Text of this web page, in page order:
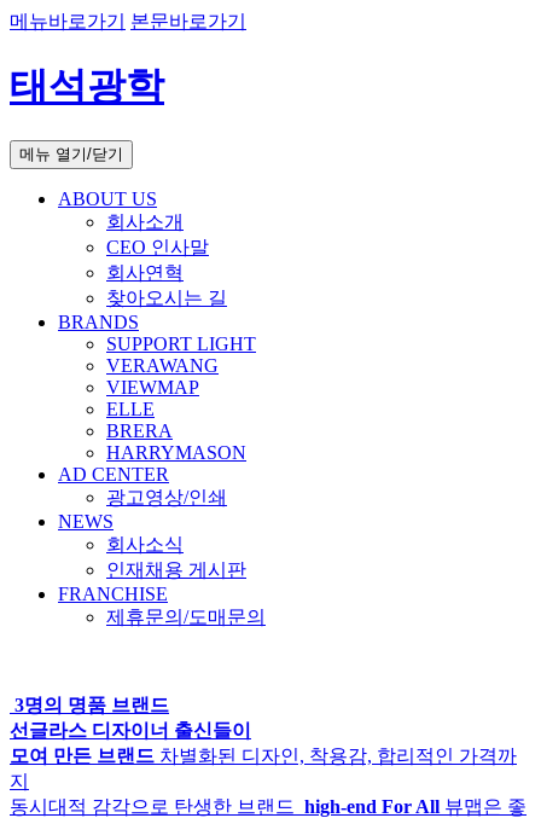
메뉴바로가기 본문바로가기
태석광학
메뉴 열기/닫기
ABOUT US
회사소개
CEO 인사말
회사연혁
찾아오시는 길
BRANDS
SUPPORT LIGHT
VERAWANG
VIEWMAP
ELLE
BRERA
HARRYMASON
AD CENTER
광고영상/인쇄
NEWS
회사소식
인재채용 게시판
FRANCHISE
제휴문의/도매문의
3명의 명품 브랜드
선글라스 디자이너 출신들이
모여 만든 브랜드 차별화된 디자인, 착용감, 합리적인 가격까
지
동시대적 감각으로 탄생한 브랜드 high-end For All 뷰맵은 좋